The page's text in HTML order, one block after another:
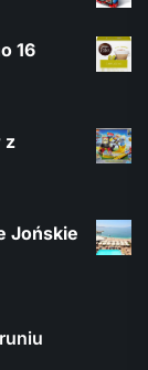
16
z
Jońskie